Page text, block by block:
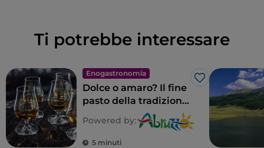
Ti potrebbe interessare
Enogastronomia
Like
Dolce o amaro? Il fine
pasto della tradizione
Powered by:
5 minuti